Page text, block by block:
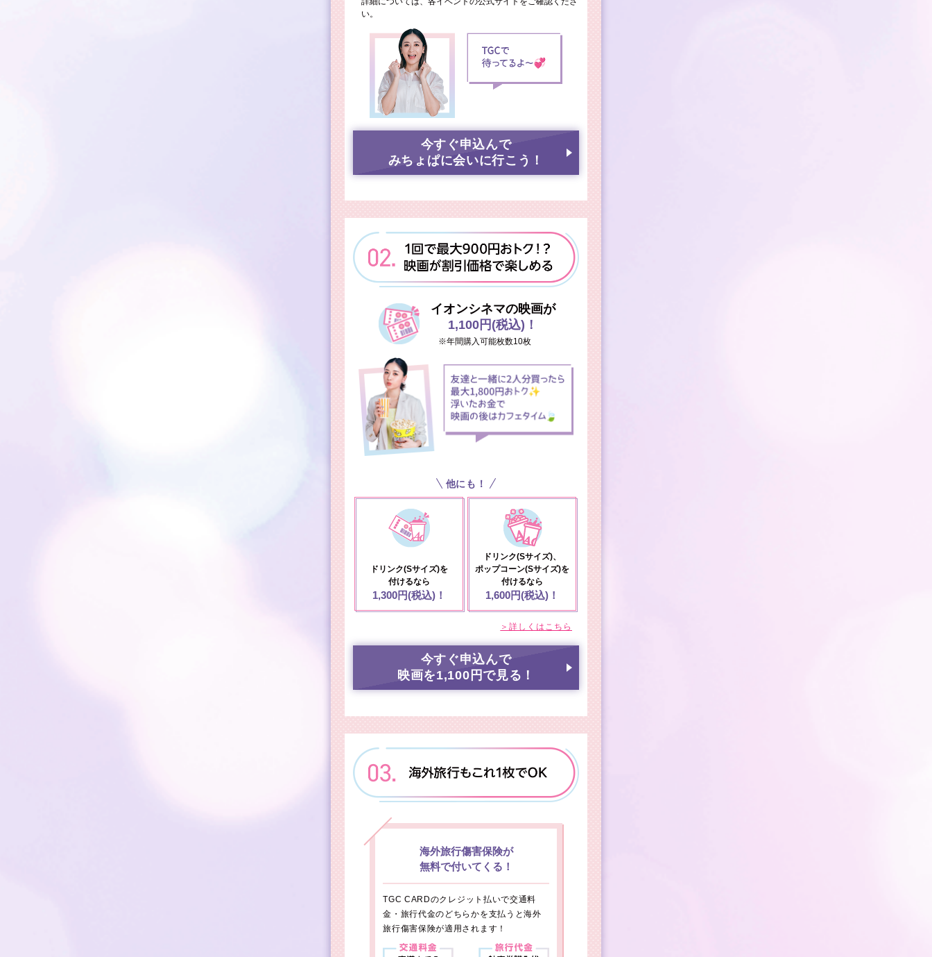
い。
今すぐ申込んで
みちょぱに会いに行こう！
イオンシネマの映画が
1,100円(税込)！
※年間購入可能枚数10枚
他にも！
ドリンク(Sサイズ)を
付けるなら
1,300円(税込)！
ドリンク(Sサイズ)、
ポップコーン(Sサイズ)を
付けるなら
1,600円(税込)！
＞詳しくはこちら
今すぐ申込んで
映画を1,100円で見る！
海外旅行傷害保険が
無料で付いてくる！
TGC CARDのクレジット払いで交通料
金・旅行代金のどちらかを支払うと海外
旅行傷害保険が適用されます！